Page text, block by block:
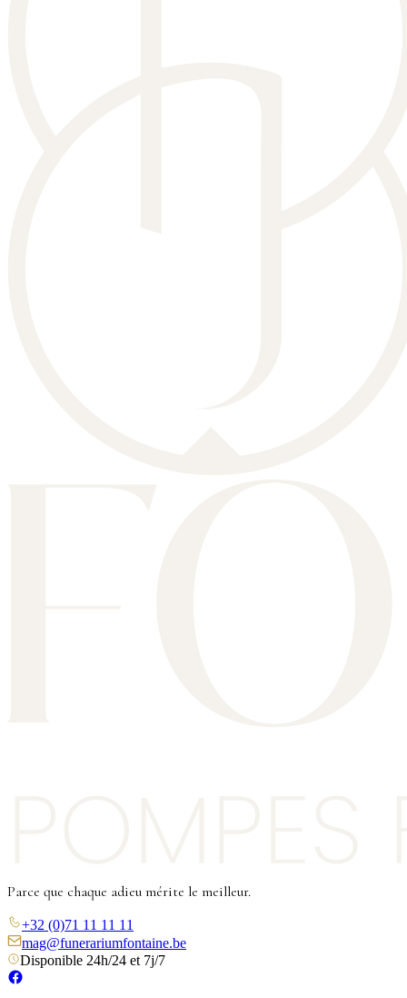
Parce que chaque adieu mérite le meilleur.
+32 (0)71 11 11 11
mag@funerariumfontaine.be
Disponible 24h/24 et 7j/7